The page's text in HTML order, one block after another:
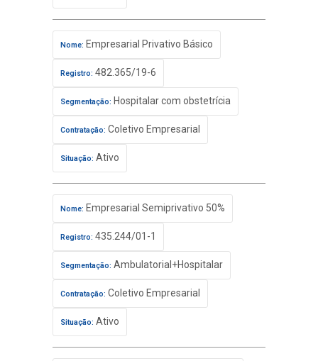
Nome: Empresarial Privativo Básico
Registro: 482.365/19-6
Segmentação: Hospitalar com obstetrícia
Contratação: Coletivo Empresarial
Situação: Ativo
Nome: Empresarial Semiprivativo 50%
Registro: 435.244/01-1
Segmentação: Ambulatorial+Hospitalar
Contratação: Coletivo Empresarial
Situação: Ativo